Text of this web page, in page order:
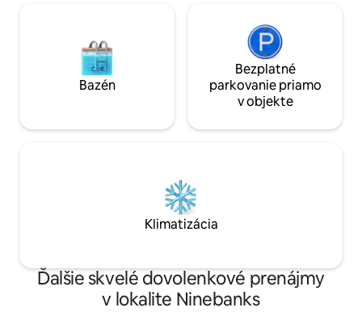
Bazén
Bezplatné
parkovanie priamo
v objekte
Klimatizácia
Ďalšie skvelé dovolenkové prenájmy
v lokalite Ninebanks